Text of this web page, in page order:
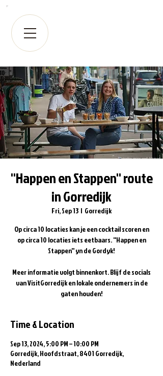
''Happen en Stappen'' route
in Gorredijk
Fri, Sep 13
  |
Gorredijk
Op circa 10 locaties kan je een cocktail scoren en
op circa 10 locaties iets eetbaars. ''Happen en
Stappen'' yn de Gordyk!
Meer informatie volgt binnenkort. Blijf de socials
van VisitGorredijk en lokale ondernemers in de
gaten houden!
Time & Location
Sep 13, 2024, 5:00 PM – 10:00 PM
Gorredijk, Hoofdstraat, 8401 Gorredijk,
Nederland